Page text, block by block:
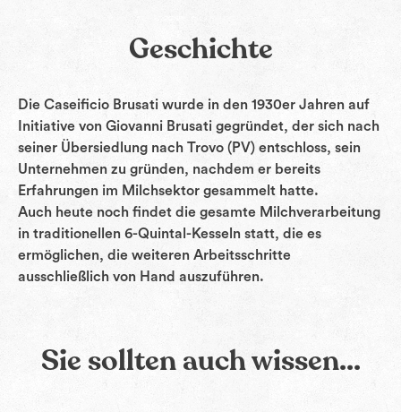
Geschichte
Die Caseificio Brusati wurde in den 1930er Jahren auf
Initiative von Giovanni Brusati gegründet, der sich nach
seiner Übersiedlung nach Trovo (PV) entschloss, sein
Unternehmen zu gründen, nachdem er bereits
Erfahrungen im Milchsektor gesammelt hatte.
Auch heute noch findet die gesamte Milchverarbeitung
in traditionellen 6-Quintal-Kesseln statt, die es
ermöglichen, die weiteren Arbeitsschritte
ausschließlich von Hand auszuführen.
Sie sollten auch wissen...